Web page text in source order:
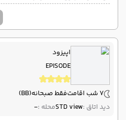
اپیزود
EPISODE
7 شب اقامت فقط صبحانه(BB)
دید اتاق :STD viewمحله :-